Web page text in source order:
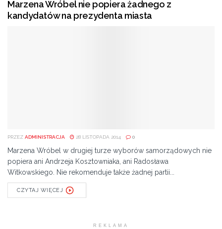
Marzena Wróbel nie popiera żadnego z
kandydatów na prezydenta miasta
PRZEZ ADMINISTRACJA 28 LISTOPADA 2014 0
Marzena Wróbel w drugiej turze wyborów samorządowych nie
popiera ani Andrzeja Kosztowniaka, ani Radosława
Witkowskiego. Nie rekomenduje także żadnej partii...
CZYTAJ WIĘCEJ
REKLAMA